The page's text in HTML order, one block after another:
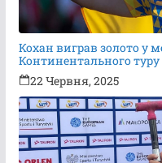
Кохан виграв золото у
Континентального туру
22 Червня, 2025